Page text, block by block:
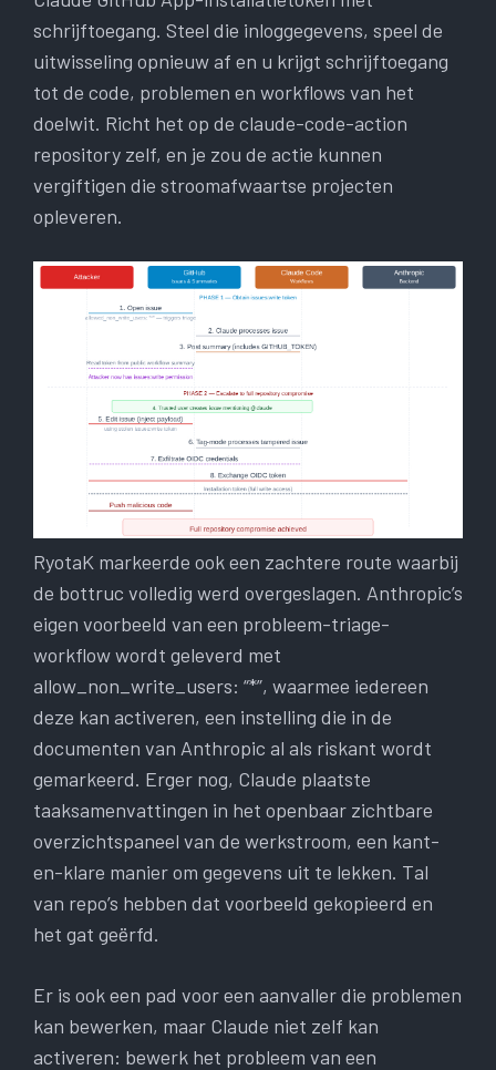
schrijftoegang. Steel die inloggegevens, speel de
uitwisseling opnieuw af en u krijgt schrijftoegang
tot de code, problemen en workflows van het
doelwit. Richt het op de claude-code-action
repository zelf, en je zou de actie kunnen
vergiftigen die stroomafwaartse projecten
opleveren.
RyotaK markeerde ook een zachtere route waarbij
de bottruc volledig werd overgeslagen. Anthropic’s
eigen voorbeeld van een probleem-triage-
workflow wordt geleverd met
allow_non_write_users: “*”, waarmee iedereen
deze kan activeren, een instelling die in de
documenten van Anthropic al als riskant wordt
gemarkeerd. Erger nog, Claude plaatste
taaksamenvattingen in het openbaar zichtbare
overzichtspaneel van de werkstroom, een kant-
en-klare manier om gegevens uit te lekken. Tal
van repo’s hebben dat voorbeeld gekopieerd en
het gat geërfd.
Er is ook een pad voor een aanvaller die problemen
kan bewerken, maar Claude niet zelf kan
activeren: bewerk het probleem van een